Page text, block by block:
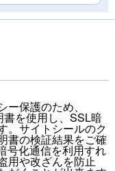
保護のため、
を使用し、SSL暗
。サイトシールのク
書の検証結果をご確
号化通信を利用すれ
用や改ざんを防止